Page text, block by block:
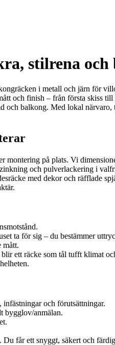
stilrena och
i metall och järn för
och finish – från första skiss
och balkong. Med lokal
på plats. Vi
och pulverlackering i
med dekor och räfflade
ta för sig – du bestämmer
mått.
ett räcke som tål tufft klimat
och förutsättningar.
bygglov/anmälan.
får ett snyggt, säkert och